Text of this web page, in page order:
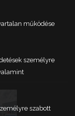
működése
személyre
szabott